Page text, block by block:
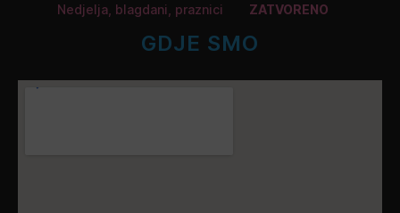
Nedjelja, blagdani, praznici ZATVORENO
GDJE SMO